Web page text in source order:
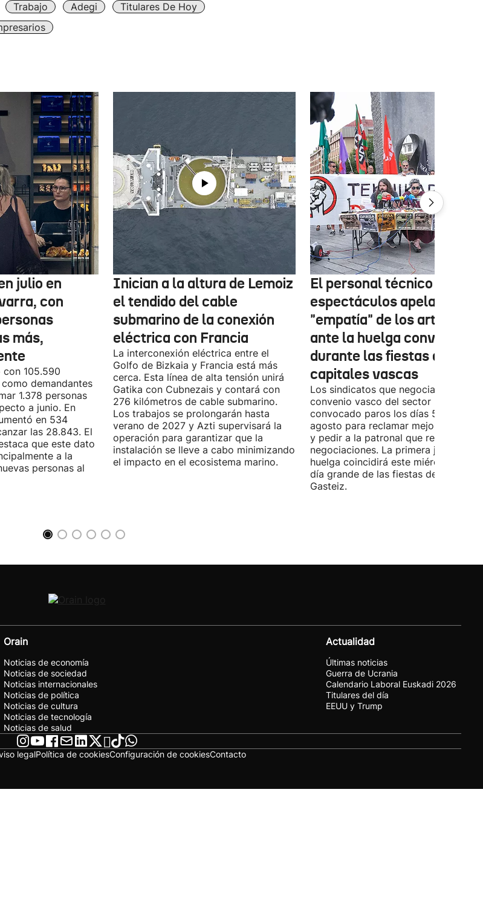
Trabajo Adegi
Titulares De Hoy
julio en
con
más,
con 105.590
demandantes
1.378 personas
a junio. En
en 534
las 28.843. El
que este dato
a la
personas al
Inician a la altura de Lemoiz
el tendido del cable
submarino de la conexión
eléctrica con Francia
La interconexión eléctrica entre el
Golfo de Bizkaia y Francia está más
cerca. Esta línea de alta tensión unirá
Gatika con Cubnezais y contará con
276 kilómetros de cable submarino.
Los trabajos se prolongarán hasta
verano de 2027 y Azti supervisará la
operación para garantizar que la
instalación se lleve a cabo minimizando
el impacto en el ecosistema marino.
El personal técnico de
espectáculos apela a la
"empatía" de los artistas
ante la huelga convocada
durante las fiestas de las
capitales vascas
Los sindicatos que negocian el
convenio vasco del sector han
convocado paros los días 5, 14 y 26
agosto para reclamar mejoras
y pedir a la patronal que retome las
negociaciones. La primera jornada de
huelga coincidirá este miércoles con
día grande de las fiestas de Vitoria-
Gasteiz.
Orain
Noticias de economía
Noticias de sociedad
Noticias internacionales
Noticias de política
Noticias de cultura
Noticias de tecnología
Noticias de salud
Actualidad
Últimas noticias
Guerra de Ucrania
Calendario Laboral Euskadi 2026
Titulares del día
EEUU y Trump
legalPolítica de cookiesConfiguración de cookiesContacto